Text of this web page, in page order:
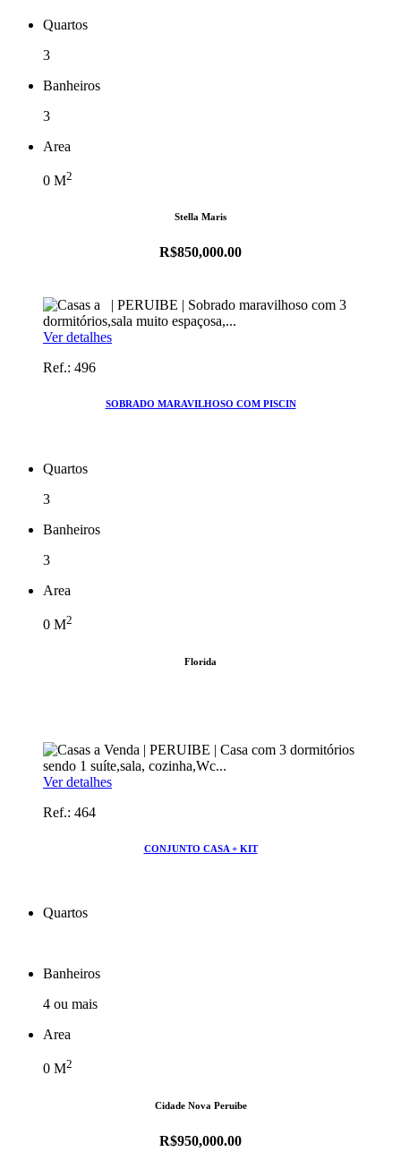
Quartos
3
Banheiros
3
Area
0 M2
Stella Maris
R$850,000.00
Ver detalhes
Ref.: 496
SOBRADO MARAVILHOSO COM PISCIN
Quartos
3
Banheiros
3
Area
0 M2
Florida
Ver detalhes
Ref.: 464
CONJUNTO CASA + KIT
Quartos
Banheiros
4 ou mais
Area
0 M2
Cidade Nova Peruibe
R$950,000.00